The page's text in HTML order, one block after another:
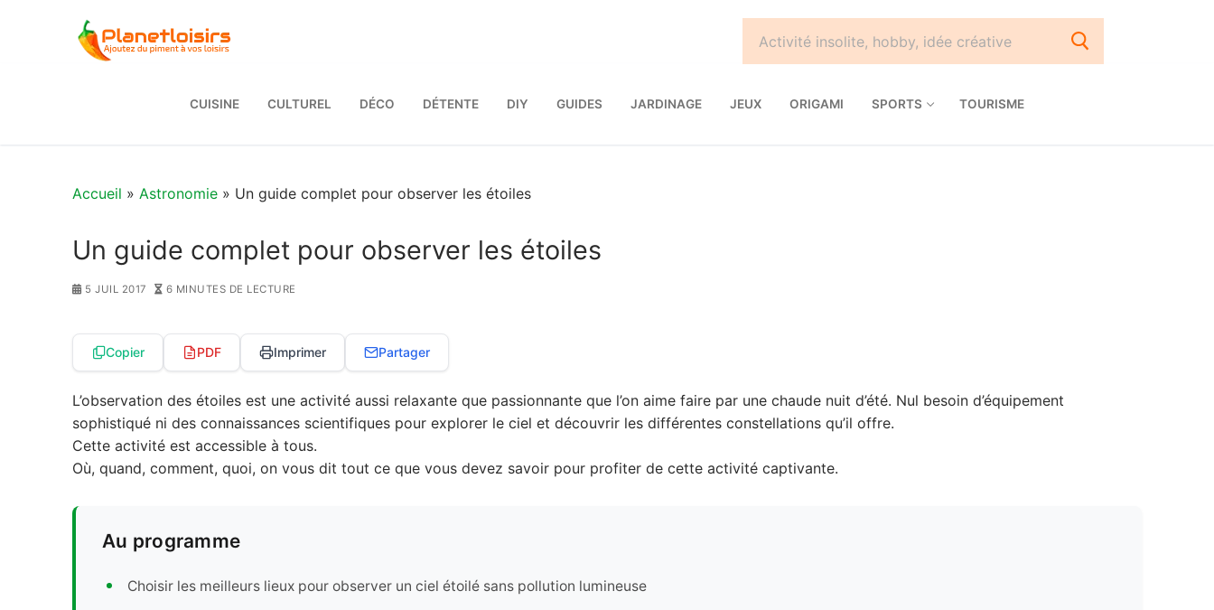
CUISINE CULTUREL DÉCO DÉTENTE DIY GUIDES JARDINAGE JEUX ORIGAMI SPORTS TOURISME
Accueil » Astronomie » Un guide complet pour observer les étoiles
Un guide complet pour observer les étoiles
5 JUIL 2017 6 MINUTES DE LECTURE
Copier PDF Imprimer Partager
L’observation des étoiles est une activité aussi relaxante que passionnante que l’on aime faire par une chaude nuit d’été. Nul besoin d’équipement
sophistiqué ni des connaissances scientifiques pour explorer le ciel et découvrir les différentes constellations qu’il offre.
Cette activité est accessible à tous.
Où, quand, comment, quoi, on vous dit tout ce que vous devez savoir pour profiter de cette activité captivante.
Au programme
Choisir les meilleurs lieux pour observer un ciel étoilé sans pollution lumineuse